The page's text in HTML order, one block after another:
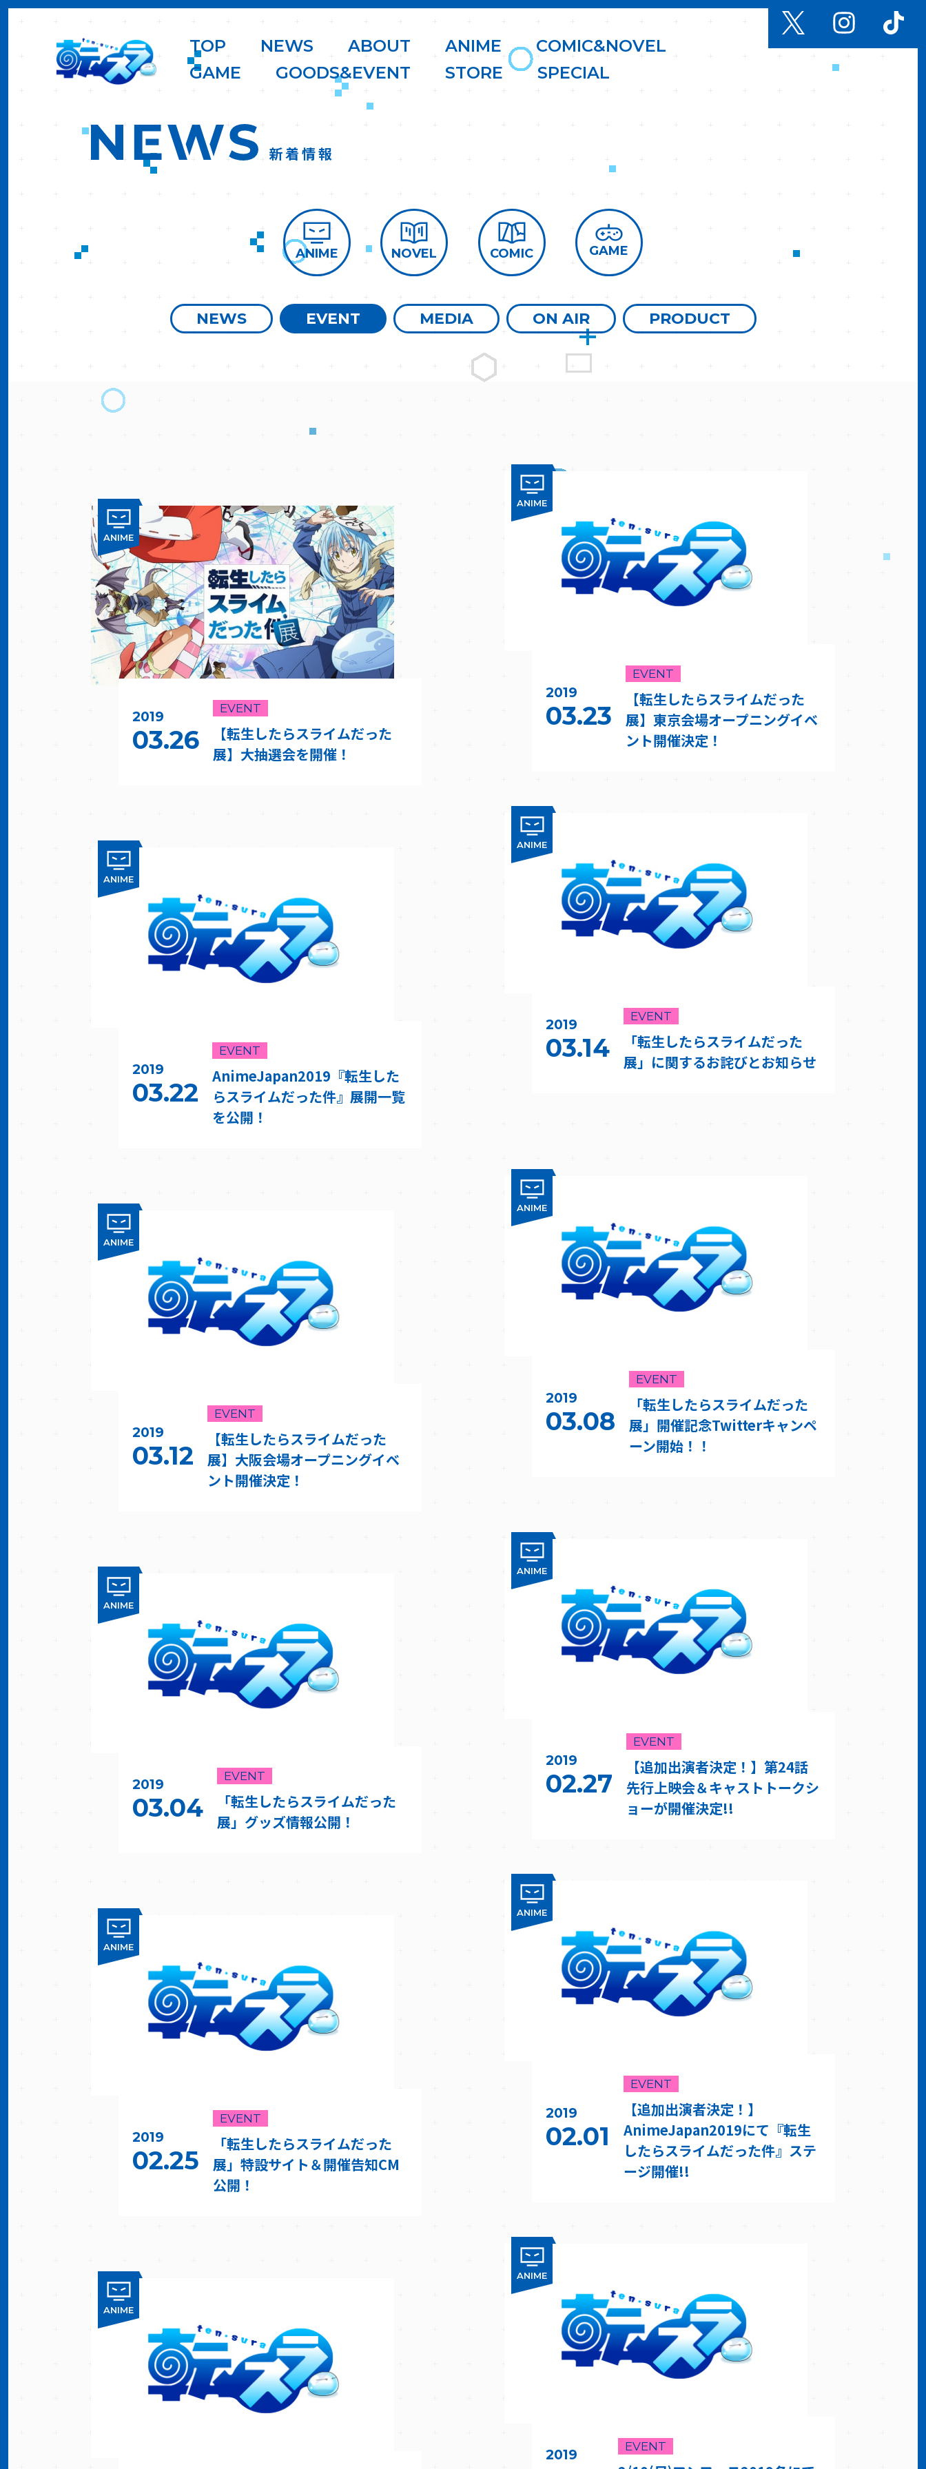
TOP NEWS ABOUT ANIME COMIC&NOVEL
GAME GOODS&EVENT STORE SPECIAL
新着情報
ANIME NOVEL COMIC GAME
NEWS EVENT MEDIA ON AIR PRODUCT
ANIME
2019
03.26
EVENT
【転生したらスライムだった
展】大抽選会を開催！
ANIME
2019
03.23
EVENT
【転生したらスライムだった
展】東京会場オープニングイベ
ント開催決定！
ANIME
2019
03.22
EVENT
AnimeJapan2019『転生した
らスライムだった件』展開一覧
を公開！
ANIME
2019
03.14
EVENT
「転生したらスライムだった
展」に関するお詫びとお知らせ
ANIME
2019
03.12
EVENT
【転生したらスライムだった
展】大阪会場オープニングイベ
ント開催決定！
ANIME
2019
03.08
EVENT
「転生したらスライムだった
展」開催記念Twitterキャンペ
ーン開始！！
ANIME
2019
03.04
EVENT
「転生したらスライムだった
展」グッズ情報公開！
ANIME
2019
02.27
EVENT
【追加出演者決定！】第24話
先行上映会＆キャストトークシ
ョーが開催決定!!
ANIME
2019
02.25
EVENT
「転生したらスライムだった
展」特設サイト＆開催告知CM
公開！
ANIME
2019
02.01
EVENT
【追加出演者決定！】
AnimeJapan2019にて『転生
したらスライムだった件』ステ
ージ開催!!
ANIME
ANIME
2019
EVENT